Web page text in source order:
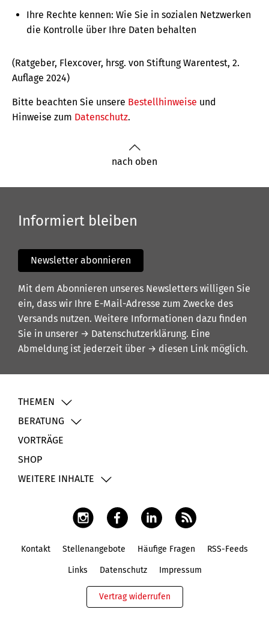
Ihre Rechte kennen: Wie Sie in sozialen Netzwerken
die Kontrolle über Ihre Daten behalten
(Ratgeber, Flexcover, hrsg. von Stiftung Warentest, 2.
Auflage 2024)
Bitte beachten Sie unsere Bestellhinweise und
Hinweise zum Datenschutz.
nach oben
Informiert bleiben
Newsletter abonnieren
Mit dem Abonnieren unseres Newsletters willigen Sie
ein, dass wir Ihre E-Mail-Adresse zum Zwecke des
Versands nutzen. Weitere Informationen dazu finden
Sie in unserer → Datenschutzerklärung. Eine
Abmeldung ist jederzeit über → diesen Link möglich.
THEMEN
BERATUNG
VORTRÄGE
SHOP
WEITERE INHALTE
Kontakt Stellenangebote Häufige Fragen RSS-Feeds
Links Datenschutz Impressum
Vertrag widerrufen